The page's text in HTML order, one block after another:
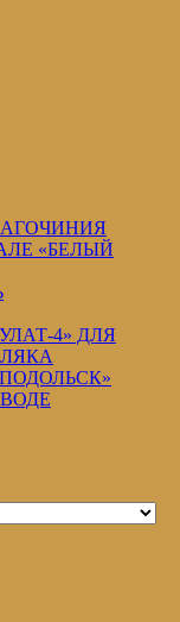
«БЕЛЫЙ
4» ДЛЯ